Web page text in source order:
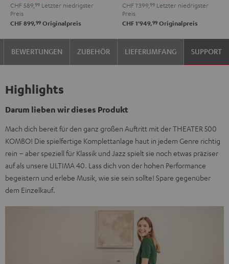
CHF 589, 99 Letzter niedrigster
Preis
CHF 899,99 Originalpreis
Schwarz
CHF 1'399, 99 Letzter niedrigster
Preis
CHF 1'949,99 Originalpreis
BEWERTUNGEN ZUBEHÖR LIEFERUMFANG SUPPORT
Highlights
Darum lieben wir dieses Produkt
Mach dich bereit für den ganz großen Auftritt mit der THEATER 500
KOMBO! Die spielfertige Komplettanlage haut in jedem Genre richtig
rein – aber speziell für Klassik und Jazz spielt sie noch etwas präziser
auf als unsere ULTIMA 40. Lass dich von der hohen Performance
begeistern und erlebe Musik, wie sie sein sollte! Spare gegenüber
dem Einzelkauf.